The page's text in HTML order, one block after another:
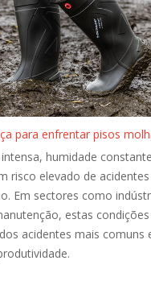
para enfrentar pisos
humidade
risco elevado de
Em sectores como
estas
acidentes mais comuns